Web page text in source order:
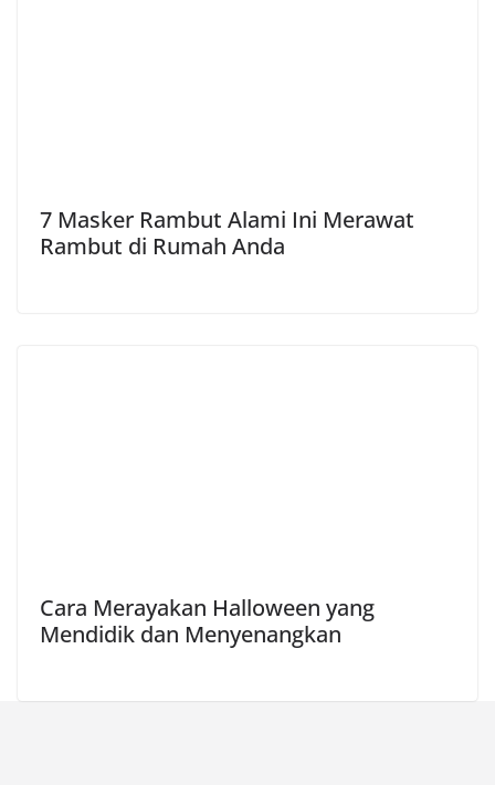
7 Masker Rambut Alami Ini Merawat
Rambut di Rumah Anda
Cara Merayakan Halloween yang
Mendidik dan Menyenangkan